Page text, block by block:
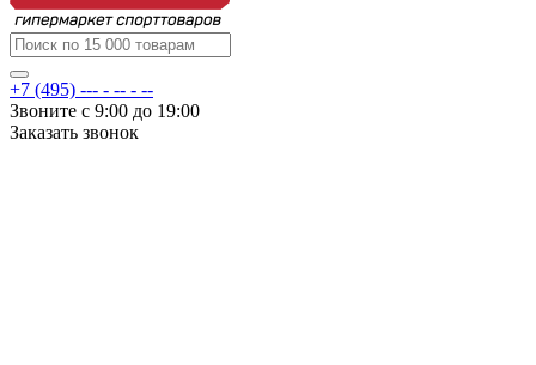
+7 (495) --- - -- - --
Звоните с 9:00 до 19:00
Заказать звонок